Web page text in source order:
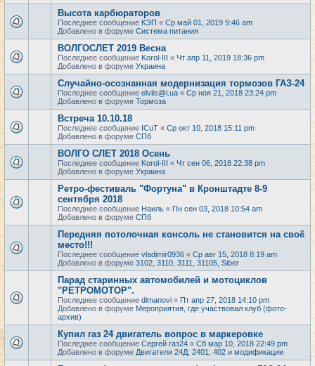
Высота карбюраторов
Последнее сообщение КЭП « Ср май 01, 2019 9:46 am
Добавлено в форуме Система питания
ВОЛГОСЛЕТ 2019 Весна
Последнее сообщение Korol-III « Чт апр 11, 2019 18:36 pm
Добавлено в форуме Украина
Случайно-осознанная модернизация тормозов ГАЗ-24
Последнее сообщение elviis@i.ua « Ср ноя 21, 2018 23:24 pm
Добавлено в форуме Тормоза
Встреча 10.10.18
Последнее сообщение ICuT « Ср окт 10, 2018 15:11 pm
Добавлено в форуме СПб
ВОЛГО СЛЕТ 2018 Осень
Последнее сообщение Korol-III « Чт сен 06, 2018 22:38 pm
Добавлено в форуме Украина
Ретро-фестиваль "Фортуна" в Кронштадте 8-9
сентября 2018
Последнее сообщение Наиль « Пн сен 03, 2018 10:54 am
Добавлено в форуме СПб
Передняя потолочная консоль не становится на своё
место!!!
Последнее сообщение vladimir0936 « Ср авг 15, 2018 8:19 am
Добавлено в форуме 3102, 3110, 3111, 31105, Siber
Парад старинных автомобилей и мотоциклов
"РЕТРОМОТОР".
Последнее сообщение dimanovi « Пт апр 27, 2018 14:10 pm
Добавлено в форуме Мероприятия, где участвовал клуб (фото-
архив)
Купил газ 24 двигатель вопрос в маркеровке
Последнее сообщение Сергей газ24 « Сб мар 10, 2018 22:49 pm
Добавлено в форуме Двигатели 24Д; 2401; 402 и модификации